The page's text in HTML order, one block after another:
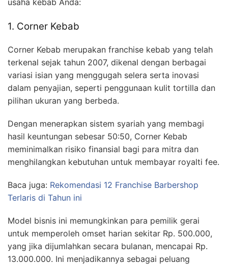
usaha kebab Anda:
1. Corner Kebab
Corner Kebab merupakan franchise kebab yang telah
terkenal sejak tahun 2007, dikenal dengan berbagai
variasi isian yang menggugah selera serta inovasi
dalam penyajian, seperti penggunaan kulit tortilla dan
pilihan ukuran yang berbeda.
Dengan menerapkan sistem syariah yang membagi
hasil keuntungan sebesar 50:50, Corner Kebab
meminimalkan risiko finansial bagi para mitra dan
menghilangkan kebutuhan untuk membayar royalti fee.
Baca juga: Rekomendasi 12 Franchise Barbershop
Terlaris di Tahun ini
Model bisnis ini memungkinkan para pemilik gerai
untuk memperoleh omset harian sekitar Rp. 500.000,
yang jika dijumlahkan secara bulanan, mencapai Rp.
13.000.000. Ini menjadikannya sebagai peluang